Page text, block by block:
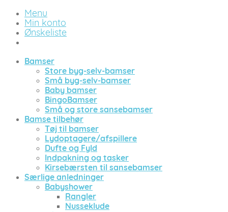
Menu
Min konto
Ønskeliste
Bamser
Store byg-selv-bamser
Små byg-selv-bamser
Baby bamser
BingoBamser
Små og store sansebamser
Bamse tilbehør
Tøj til bamser
Lydoptagere/afspillere
Dufte og Fyld
Indpakning og tasker
Kirsebærsten til sansebamser
Særlige anledninger
Babyshower
Rangler
Nusseklude